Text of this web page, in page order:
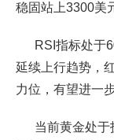
稳固站上3300美
RSI指标处于
延续上行趋势，
力位，有望进一
当前黄金处